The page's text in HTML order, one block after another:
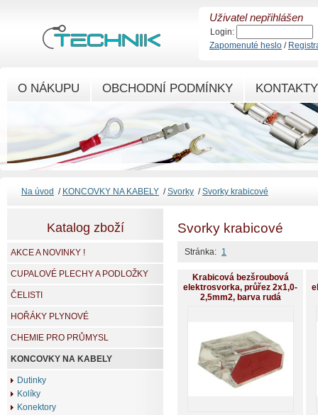
Svorky krabicové
Stránka: 1
Krabicová bezšroubová
elektrosvorka, průřez 2x1,0-
2,5mm2, barva rudá
Katalog zboží
AKCE A NOVINKY !
CUPALOVÉ PLECHY A PODLOŽKY
ČELISTI
HOŘÁKY PLYNOVÉ
CHEMIE PRO PRŮMYSL
KONCOVKY NA KABELY
Dutinky
Kolíky
Konektory
Na úvod / KONCOVKY NA KABELY /Svorky /Svorky krabicové
O NÁKUPU OBCHODNÍ PODMÍNKY KONTAKTY
Uživatel nepřihlášen
Login:
Zapomenuté heslo /